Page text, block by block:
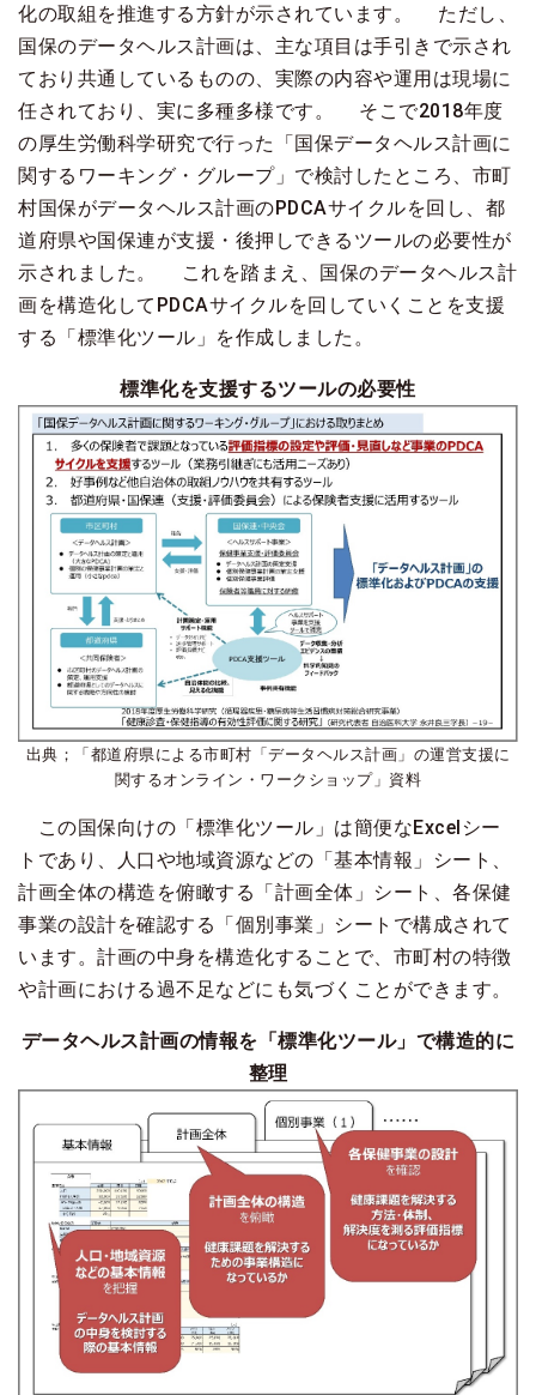
化の取組を推進する方針が示されています。 ただし、
国保のデータヘルス計画は、主な項目は手引きで示され
ており共通しているものの、実際の内容や運用は現場に
任されており、実に多種多様です。 そこで2018年度
の厚生労働科学研究で行った「国保データヘルス計画に
関するワーキング・グループ」で検討したところ、市町
村国保がデータヘルス計画のPDCAサイクルを回し、都
道府県や国保連が支援・後押しできるツールの必要性が
示されました。 これを踏まえ、国保のデータヘルス計
画を構造化してPDCAサイクルを回していくことを支援
する「標準化ツール」を作成しました。
標準化を支援するツールの必要性
出典；「都道府県による市町村「データヘルス計画」の運営支援に
関するオンライン・ワークショップ」資料
この国保向けの「標準化ツール」は簡便なExcelシー
トであり、人口や地域資源などの「基本情報」シート、
計画全体の構造を俯瞰する「計画全体」シート、各保健
事業の設計を確認する「個別事業」シートで構成されて
います。計画の中身を構造化することで、市町村の特徴
や計画における過不足などにも気づくことができます。
データヘルス計画の情報を「標準化ツール」で構造的に
整理